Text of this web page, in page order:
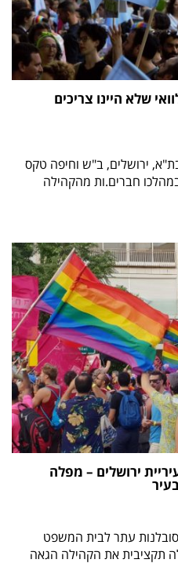
שלא היינו צריכים
ירושלים, ב"ש וחיפה טקס
במהלכו חברים.ות מהקהילה
ירושלים – מפלה
עתר לבית המשפט
תקציבית את הקהילה הגאה